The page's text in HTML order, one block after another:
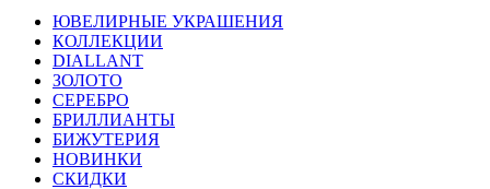
ЮВЕЛИРНЫЕ УКРАШЕНИЯ
КОЛЛЕКЦИИ
DIALLANT
ЗОЛОТО
СЕРЕБРО
БРИЛЛИАНТЫ
БИЖУТЕРИЯ
НОВИНКИ
СКИДКИ